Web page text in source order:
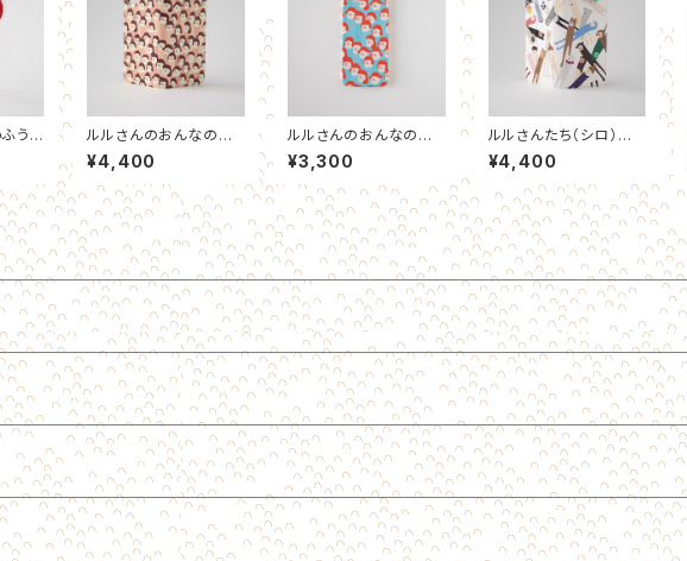
う
ルルさんのおんなのこ
がいっぱい（ちゃいろ）
手帳型スマホケース
¥4,400
ルルさんのおんなのこ
がいっぱい（だいだい）
スマホケース
¥3,300
ルルさんたち（シロ）手
帳型スマホケース
¥4,400